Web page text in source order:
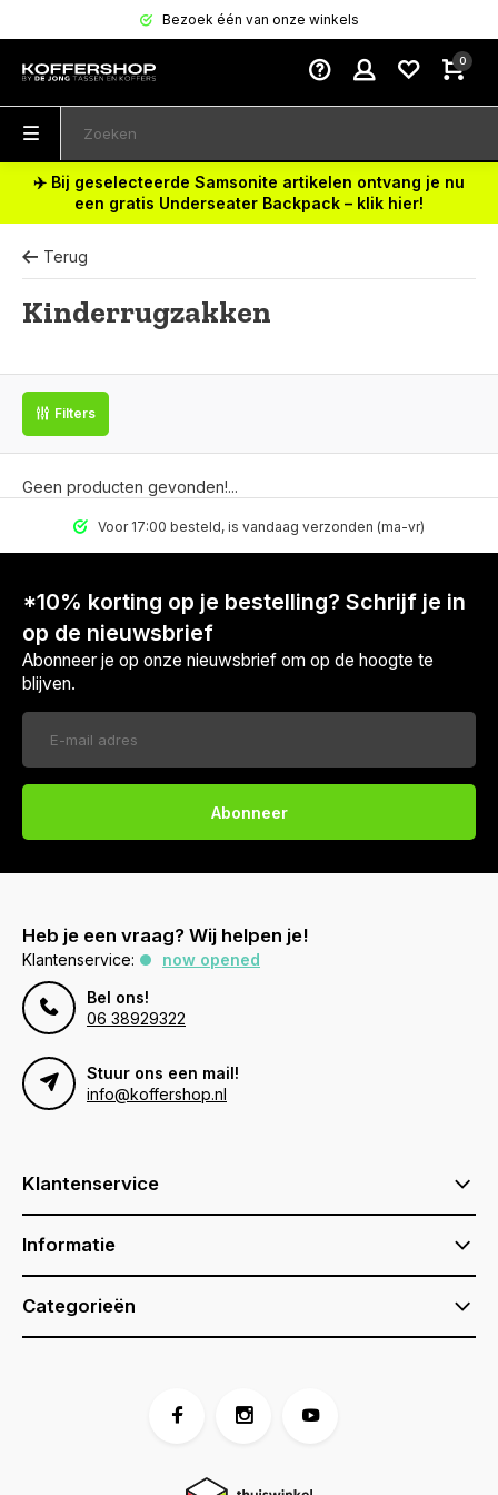
Bezoek één van onze winkels
Voor 17:00 besteld, is vandaag verzonden (ma-vr)
0
✈️ Bij geselecteerde Samsonite artikelen ontvang je nu
een gratis Underseater Backpack – klik hier!
Terug
Kinderrugzakken
Filters
Geen producten gevonden!...
Voor 17:00 besteld, is vandaag verzonden (ma-vr)
*10% korting op je bestelling? Schrijf je in
op de nieuwsbrief
Abonneer je op onze nieuwsbrief om op de hoogte te
blijven.
Abonneer
Heb je een vraag? Wij helpen je!
Klantenservice:
now opened
Bel ons!
06 38929322
Stuur ons een mail!
info@koffershop.nl
Klantenservice
Informatie
Categorieën